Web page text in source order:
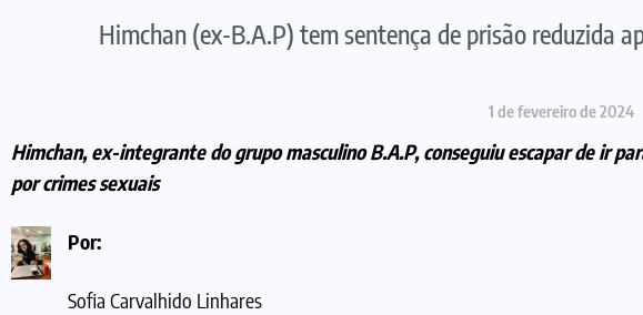
Himchan (ex-B.A.P) tem sentença de prisão reduzida
1 de fevereiro de 2024
Himchan, ex-integrante do grupo masculino B.A.P, conseguiu escapar de ir
por crimes sexuais
Por:
Sofia Carvalhido Linhares